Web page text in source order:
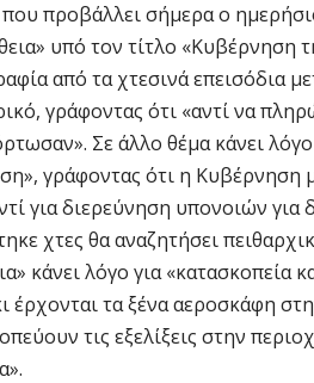
προβάλλει σήμερα ο
υπό τον τίτλο «Κυβέρνηση
από τα χτεσινά επεισόδια
γράφοντας ότι «αντί να
Σε άλλο θέμα κάνει λόγο
γράφοντας ότι η Κυβέρνηση
για διερεύνηση υπονοιών
χτες θα αναζητήσει
κάνει λόγο για
έρχονται τα ξένα αεροσκάφη
τις εξελίξεις στην